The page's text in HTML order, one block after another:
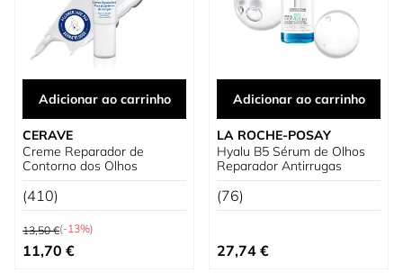
Adicionar ao carrinho
CERAVE
Creme Reparador de
Contorno dos Olhos
(410)
Preço Normal
13,50 €(-13%)
Preço Especial
11,70 €
Adicionar ao carrinho
LA ROCHE-POSAY
Hyalu B5 Sérum de Olhos
Reparador Antirrugas
(76)
27,74 €